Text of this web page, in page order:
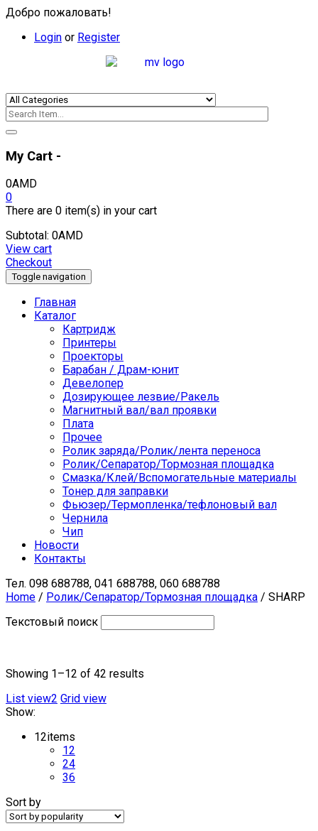
Добро пожаловать!
Login or Register
My Cart -
0AMD
0
There are 0 item(s) in your cart
Subtotal: 0AMD
View cart
Checkout
Toggle navigation
Главная
Каталог
Картридж
Принтеры
Проекторы
Барабан / Драм-юнит
Девелопер
Дозирующее лезвие/Ракель
Магнитный вал/вал проявки
Плата
Прочее
Ролик заряда/Ролик/лента переноса
Ролик/Сепаратор/Тормозная площадка
Смазка/Клей/Вспомогательные материалы
Тонер для заправки
Фьюзер/Термопленка/тефлоновый вал
Чернила
Чип
Новости
Контакты
Тел. 098 688788, 041 688788, 060 688788
Home / Ролик/Сепаратор/Тормозная площадка / SHARP
Текстовый поиск
Showing 1–12 of 42 results
List view2 Grid view
Show:
12items
12
24
36
Sort by